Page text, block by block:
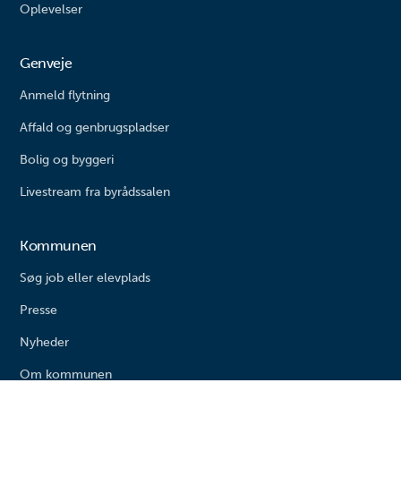
Oplevelser
Genveje
Anmeld flytning
Affald og genbrugspladser
Bolig og byggeri
Livestream fra byrådssalen
Kommunen
Søg job eller elevplads
Presse
Nyheder
Om kommunen